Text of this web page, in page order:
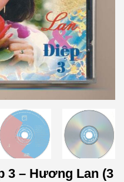
3 – Hương Lan (3